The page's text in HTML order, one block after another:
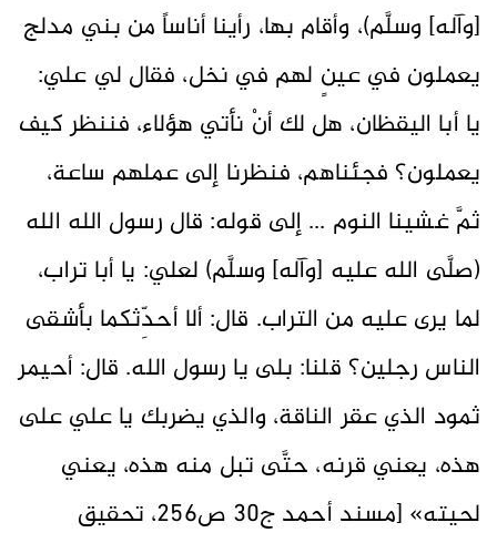
[وآله] وسلَّم)، وأقام بها، رأينا أناساً من بني مدلج
يعملون في عينٍ لهم في نخل، فقال لي علي:
يا أبا اليقظان، هل لك أنْ نأتي هؤلاء، فننظر كيف
يعملون؟ فجئناهم، فنظرنا إلى عملهم ساعة،
ثمَّ غشينا النوم ... إلى قوله: قال رسول الله الله
(صلَّى الله عليه [وآله] وسلَّم) لعلي: يا أبا تراب،
لما يرى عليه من التراب. قال: ألا أحدِّثكما بأشقى
الناس رجلين؟ قلنا: بلى يا رسول الله. قال: أحيمر
ثمود الذي عقر الناقة، والذي يضربك يا علي على
هذه، يعني قرنه، حتَّى تبل منه هذه، يعني
لحيته» [مسند أحمد ج30 ص256، تحقيق